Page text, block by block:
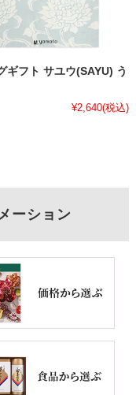
ギフト サユウ(SAYU) う
¥2,640(税込)
ーション